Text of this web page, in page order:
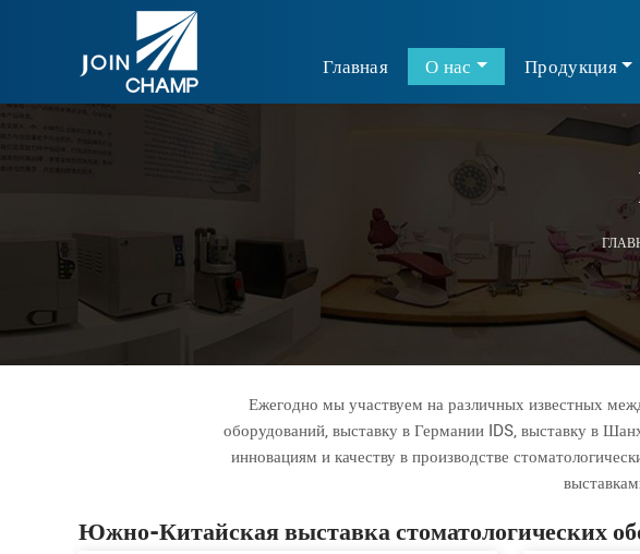
Главная О нас Продукция
Ежегодно мы участвуем на различных известных
оборудований, выставку в Германии IDS, выставку в
инновациям и качеству в производстве
Южно-Китайская выставка стоматологических